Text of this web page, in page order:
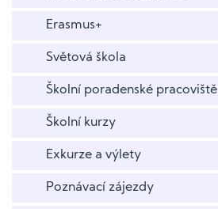
Erasmus+
Světová škola
Školní poradenské pracoviště
Školní kurzy
Exkurze a výlety
Poznávací zájezdy